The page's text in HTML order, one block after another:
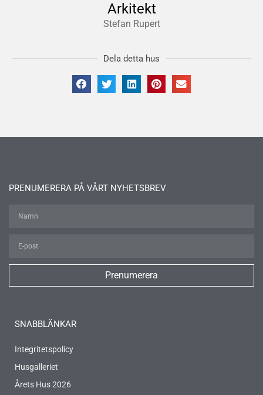
Arkitekt
Stefan Rupert
Dela detta hus
SNABBLÄNKAR
Integritetspolicy
Husgalleriet
Årets Hus 2026
PRENUMERERA PÅ VÅRT NYHETSBREV
Prenumerera